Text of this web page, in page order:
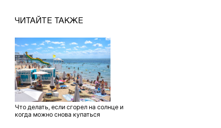
ЧИТАЙТЕ ТАКЖЕ
Что делать, если сгорел на солнце и
когда можно снова купаться